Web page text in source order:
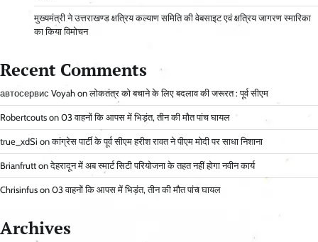
मुख्यमंत्री ने उत्तराखण्ड क्षत्रिय कल्याण समिति की वेबसाइट एवं क्षत्रिय जागरण स्मारिका
का किया विमोचन
Recent Comments
автосервис Voyah onलोकतंत्र को बचाने के लिए बदलाव की जरूरत : पूर्व सीएम
Robertcouts on 03 वाहनों कि आपस में भिड़ंत, तीन की मौत पांच घायल
true_xdSi onकांग्रेस पार्टी के पूर्व सीएम हरीश रावत ने पीएम मोदी पर साधा निशाना
Brianfrutt onदेहरादून में अब स्मार्ट सिटी परियोजना के तहत नहीं होगा नवीन कार्य
Chrisinfus on 03 वाहनों कि आपस में भिड़ंत, तीन की मौत पांच घायल
Archives